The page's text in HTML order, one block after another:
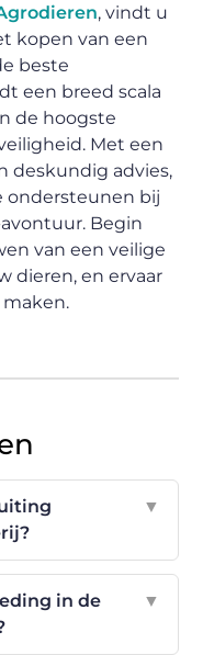
, vindt u
kopen van een
beste
een breed scala
de hoogste
Met een
deskundig advies,
ondersteunen bij
Begin
van een veilige
dieren, en ervaar
▼
in de
▼